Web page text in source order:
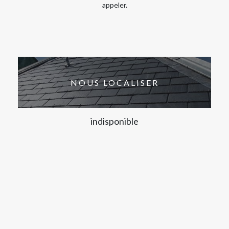
appeler.
NOUS LOCALISER
indisponible